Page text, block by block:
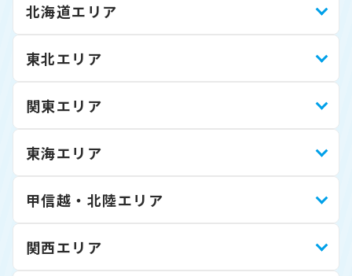
北海道エリア
東北エリア
関東エリア
東海エリア
甲信越・北陸エリア
関西エリア